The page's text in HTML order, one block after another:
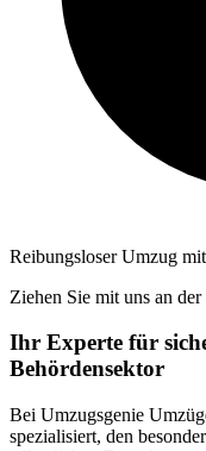
Reibungsloser Umzug
Ziehen Sie mit uns an
Ihr Experte für
Behördensektor
Bei Umzugsgenie
spezialisiert, den